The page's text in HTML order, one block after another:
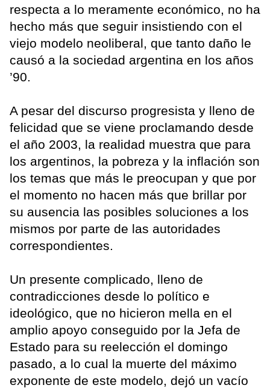
respecta a lo meramente económico, no ha
hecho más que seguir insistiendo con el
viejo modelo neoliberal, que tanto daño le
causó a la sociedad argentina en los años
’90.
A pesar del discurso progresista y lleno de
felicidad que se viene proclamando desde
el año 2003, la realidad muestra que para
los argentinos, la pobreza y la inflación son
los temas que más le preocupan y que por
el momento no hacen más que brillar por
su ausencia las posibles soluciones a los
mismos por parte de las autoridades
correspondientes.
Un presente complicado, lleno de
contradicciones desde lo político e
ideológico, que no hicieron mella en el
amplio apoyo conseguido por la Jefa de
Estado para su reelección el domingo
pasado, a lo cual la muerte del máximo
exponente de este modelo, dejó un vacío